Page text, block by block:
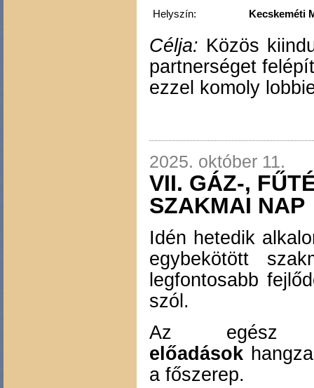
Helyszín:
Kecskeméti
Célja: Közös
partnerséget
ezzel komoly
2025. október 11.
VII. GÁZ-,
SZAKMAI NAP
Idén hetedik
egybekötött
legfontosabb
szól.
Az egész
előadások
a főszerep.